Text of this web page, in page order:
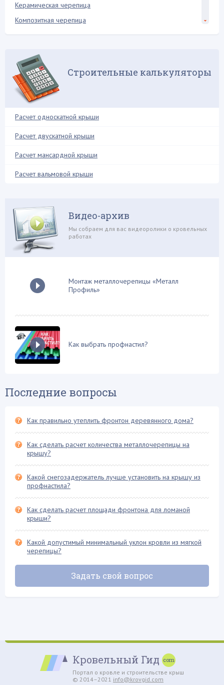
Керамическая черепица
Композитная черепица
Кровельный пирог
Мансарда и чердак
Межэтажное перекрытие
Молниезащита
Мягкая кровля
Натуральная кровля
Обустройство балкона
Односкатная крыша
Ондулин
Проектирование и расчеты
Системы обогрева
Снегозадержатели
Софиты и свесы
Стропильная система
Теплоизоляционные работы
Терраса на крыше
Устройство дымохода
Флюгер
Фронтон крыши
Хозяйственные постройки
Четырехскатная крыша
Шифер и его разновидности
Строительные калькуляторы
Расчет односкатной крыши
Расчет двускатной крыши
Расчет мансардной крыши
Расчет вальмовой крыши
Видео-архив
Мы собраем для вас видеоролики о кровельных
работах
Монтаж металлочерепицы «Металл
Профиль»
Как выбрать профнастил?
Последние вопросы
Как правильно утеплить фронтон деревянного дома?
Как сделать расчет количества металлочерепицы на
крышу?
Какой снегозадержатель лучше установить на крышу из
профнастила?
Как сделать расчет площади фронтона для ломаной
крыши?
Какой допустимый минимальный уклон кровли из мягкой
черепицы?
Задать свой вопрос
Кровельный Гид
Портал о кровле и строительстве крыш
© 2014–2021 info@krovgid.com